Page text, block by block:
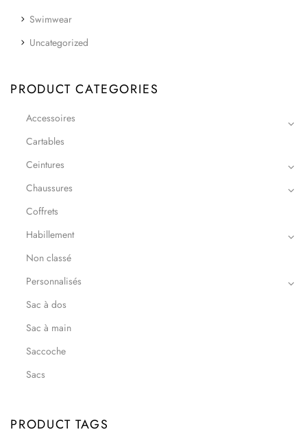
Swimwear
Uncategorized
PRODUCT CATEGORIES
Accessoires
Cartables
Ceintures
Chaussures
Coffrets
Habillement
Non classé
Personnalisés
Sac à dos
Sac à main
Saccoche
Sacs
PRODUCT TAGS